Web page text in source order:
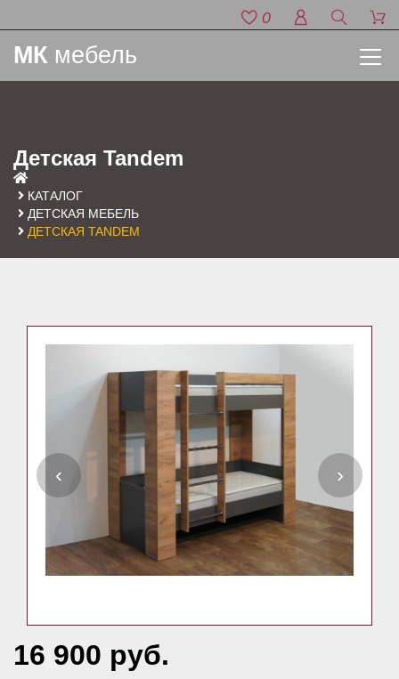
0
МК мебель
Детская Tandem
КАТАЛОГ
ДЕТСКАЯ МЕБЕЛЬ
ДЕТСКАЯ TANDEM
‹ ›
16 900 руб.